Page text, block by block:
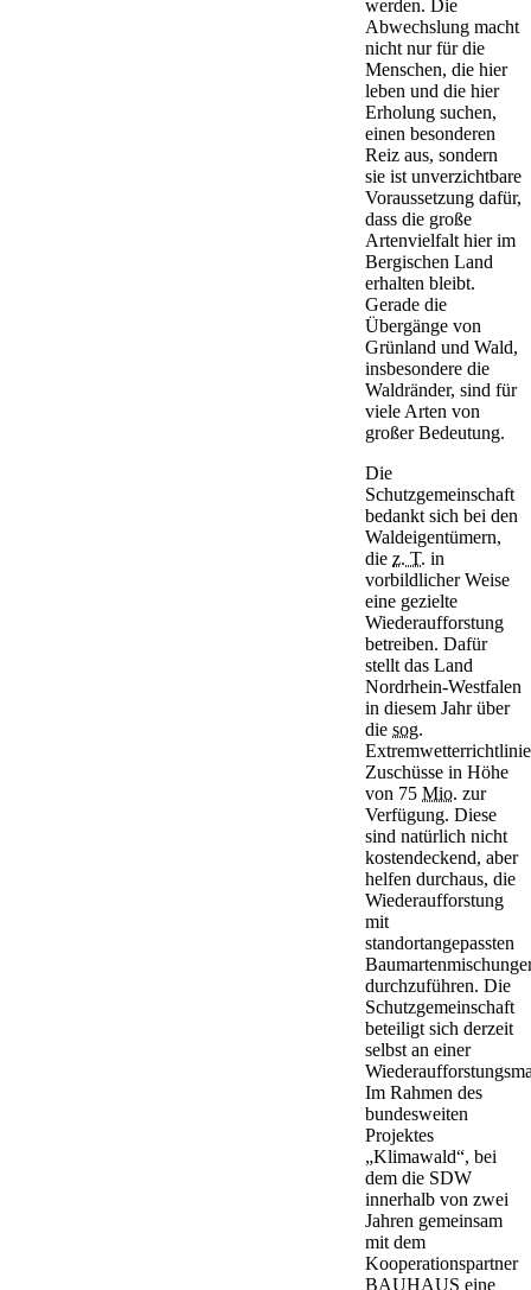
werden. Die
Abwechslung macht
nicht nur für die
Menschen, die hier
leben und die hier
Erholung suchen,
einen besonderen
Reiz aus, sondern
sie ist unverzichtbare
Voraussetzung dafür,
dass die große
Artenvielfalt hier im
Bergischen Land
erhalten bleibt.
Gerade die
Übergänge von
Grünland und Wald,
insbesondere die
Waldränder, sind für
viele Arten von
großer Bedeutung.
Die
Schutzgemeinschaft
bedankt sich bei den
Waldeigentümern,
die z. T. in
vorbildlicher Weise
eine gezielte
Wiederaufforstung
betreiben. Dafür
stellt das Land
Nordrhein-Westfalen
in diesem Jahr über
die sog.
Extremwetterrichtlinie
Zuschüsse in Höhe
von 75 Mio. zur
Verfügung. Diese
sind natürlich nicht
kostendeckend, aber
helfen durchaus, die
Wiederaufforstung
mit
standortangepassten
durchzuführen. Die
Schutzgemeinschaft
beteiligt sich derzeit
selbst an einer
Im Rahmen des
bundesweiten
Projektes
„Klimawald“, bei
dem die SDW
innerhalb von zwei
Jahren gemeinsam
mit dem
Kooperationspartner
BAUHAUS eine